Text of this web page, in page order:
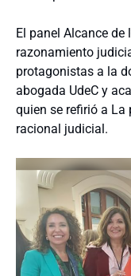
El panel Alcance de
razonamiento
protagonistas a la
abogada UdeC y
quien se refirió a La
racional judicial.